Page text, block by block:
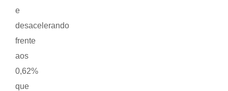
e
desacelerando
frente
aos
0,62%
que